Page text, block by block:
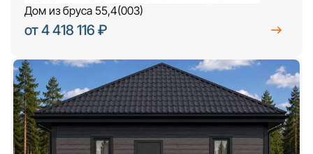
Дом из бруса 55,4(003)
от 4 418 116 ₽